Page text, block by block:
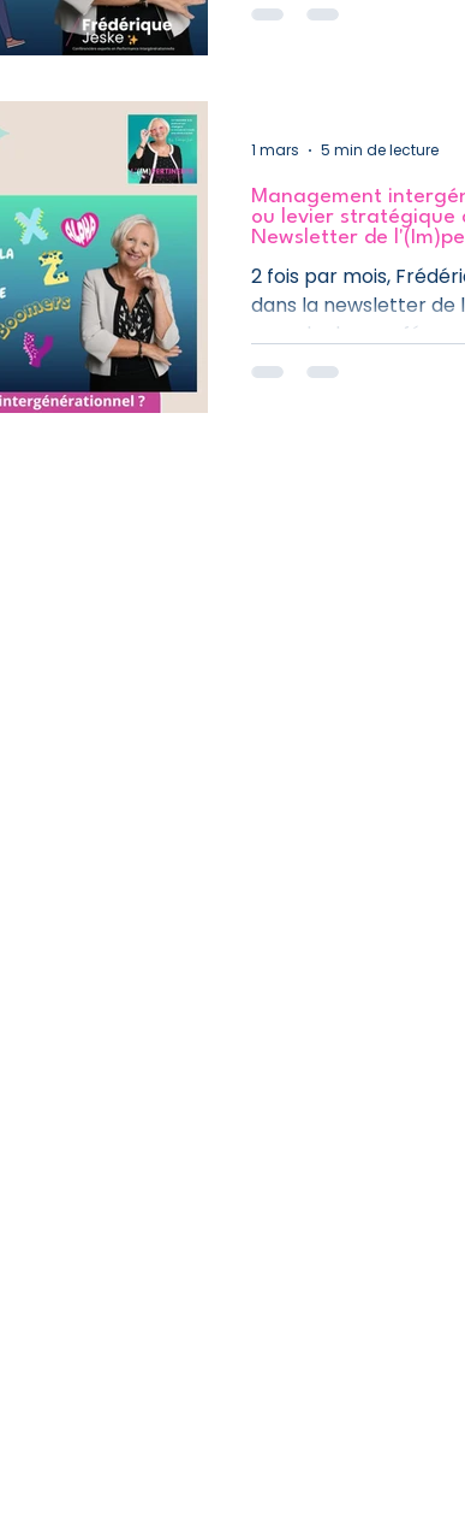
Management
ou levier stratégique
Newsletter de
2 fois par mois,
dans la newsletter
agenda des
recommandations
1 mars 5 min de lecture